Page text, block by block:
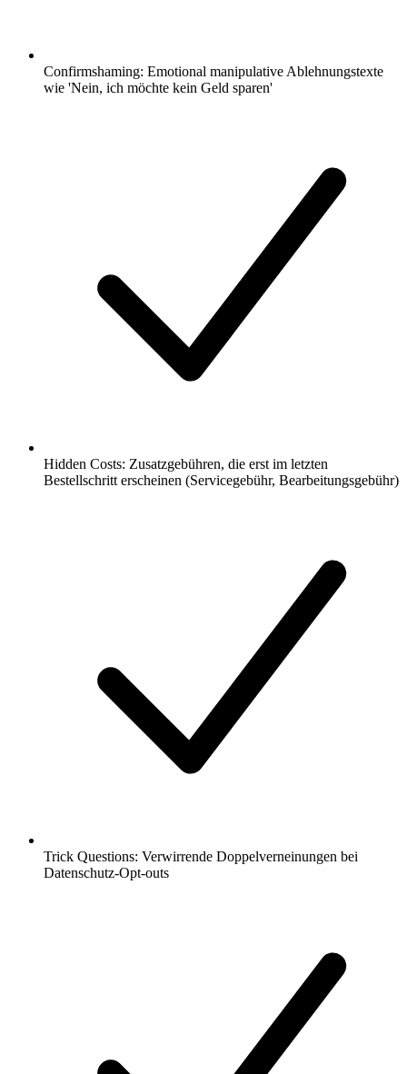
Confirmshaming: Emotional manipulative Ablehnungstexte
wie 'Nein, ich möchte kein Geld sparen'
Hidden Costs: Zusatzgebühren, die erst im letzten
Bestellschritt erscheinen (Servicegebühr, Bearbeitungsgebühr)
Trick Questions: Verwirrende Doppelverneinungen bei
Datenschutz-Opt-outs